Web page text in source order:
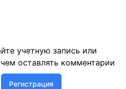
учетную запись или
оставлять комментарии
Регистрация